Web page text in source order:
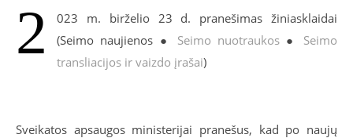
2
023 m. birželio 23 d. pranešimas žiniasklaidai
(Seimo naujienos ● Seimo nuotraukos● Seimo
transliacijos ir vaizdo įrašai)
Sveikatos apsaugos ministerijai pranešus, kad po naujų